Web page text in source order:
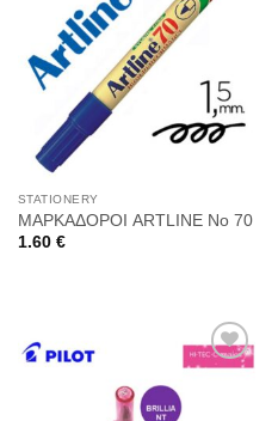
Προσθήκη
STATIONERY
ΜΑΡΚΑΔΟΡΟΙ ARTLINE No 70
1.60 €